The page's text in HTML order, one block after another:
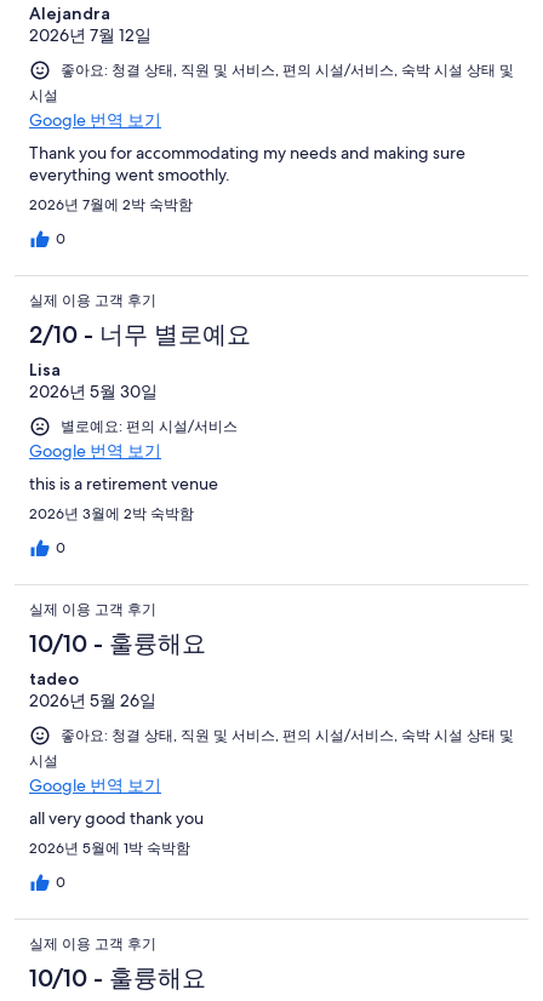
Alejandra
2026년 7월 12일
좋아요: 청결 상태, 직원 및 서비스, 편의 시설/서비스, 숙박 시설 상태 및
시설
Google 번역 보기
Thank you for accommodating my needs and making sure
everything went smoothly.
2026년 7월에 2박 숙박함
0
실제 이용 고객 후기
2/10 - 너무 별로예요
Lisa
2026년 5월 30일
별로예요: 편의 시설/서비스
Google 번역 보기
this is a retirement venue
2026년 3월에 2박 숙박함
0
실제 이용 고객 후기
10/10 - 훌륭해요
tadeo
2026년 5월 26일
좋아요: 청결 상태, 직원 및 서비스, 편의 시설/서비스, 숙박 시설 상태 및
시설
Google 번역 보기
all very good thank you
2026년 5월에 1박 숙박함
0
실제 이용 고객 후기
10/10 - 훌륭해요